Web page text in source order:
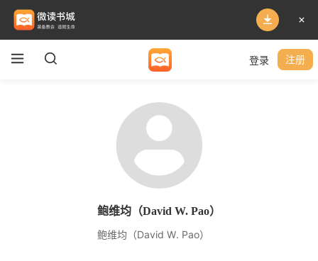
登录 注册
鲍维均（David W. Pao）
鲍维均（David W. Pao）